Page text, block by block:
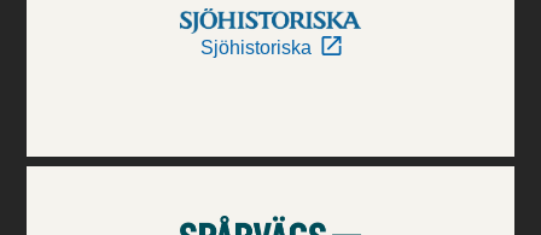
Sjöhistoriska